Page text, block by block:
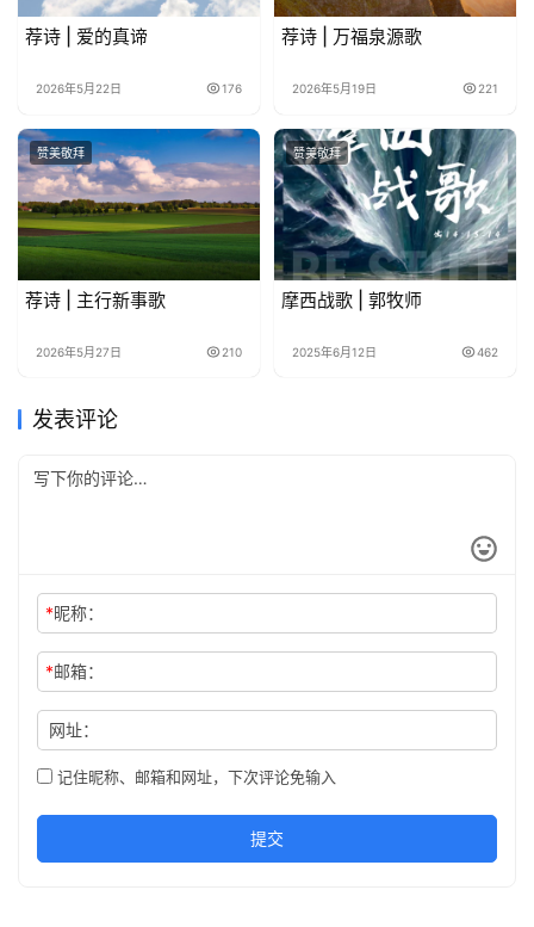
荐诗 | 爱的真谛
2026年5月22日 176
荐诗 | 万福泉源歌
2026年5月19日 221
赞美敬拜
荐诗 | 主行新事歌
2026年5月27日 210
赞美敬拜
摩西战歌 | 郭牧师
2025年6月12日 462
发表评论
*昵称：
*邮箱：
网址：
记住昵称、邮箱和网址，下次评论免输入
提交